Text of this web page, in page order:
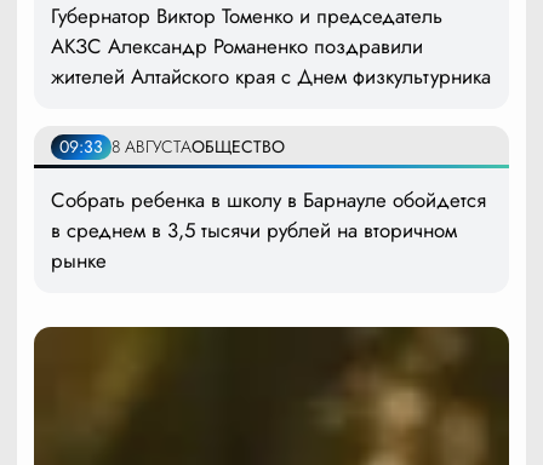
Губернатор Виктор Томенко и председатель
АКЗС Александр Романенко поздравили
жителей Алтайского края с Днем физкультурника
09:33 8 АВГУСТАОБЩЕСТВО
Собрать ребенка в школу в Барнауле обойдется
в среднем в 3,5 тысячи рублей на вторичном
рынке